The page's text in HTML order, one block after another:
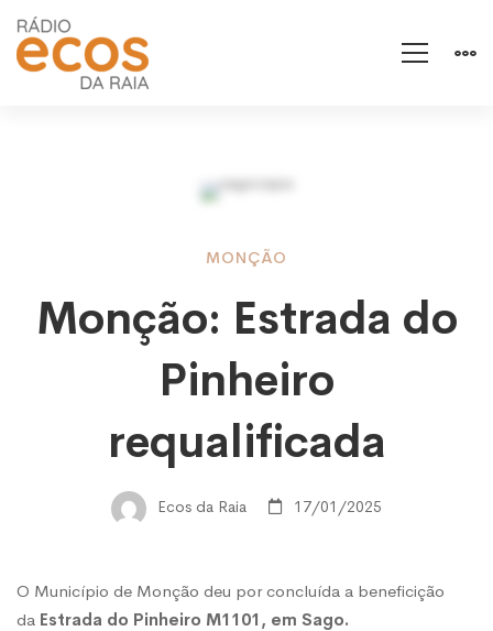
Monção:
Estrada
Pinheiro
requalificada
MONÇÃO
Monção: Estrada do
Pinheiro
requalificada
Ecos da Raia 17/01/2025
O Município de Monção deu por concluída a beneficição
da Estrada do Pinheiro M1101, em Sago.